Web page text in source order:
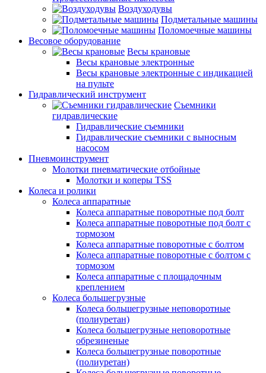
Воздуходувы
Подметальные машины
Поломоечные машины
Весовое оборудование
Весы крановые
Весы крановые электронные
Весы крановые электронные с индикацией
на пульте
Гидравлический инструмент
Съемники
гидравлические
Гидравлические съемники
Гидравлические cъемники с выносным
насосом
Пневмоинструмент
Молотки пневматические отбойные
Молотки и коперы TSS
Колеса и ролики
Колеса аппаратные
Колеса аппаратные поворотные под болт
Колеса аппаратные поворотные под болт с
тормозом
Колеса аппаратные поворотные с болтом
Колеса аппаратные поворотные с болтом с
тормозом
Колеса аппаратные с площадочным
креплением
Колеса большегрузные
Колеса большегрузные неповоротные
(полиуретан)
Колеса большегрузные неповоротные
обрезиненые
Колеса большегрузные поворотные
(полиуретан)